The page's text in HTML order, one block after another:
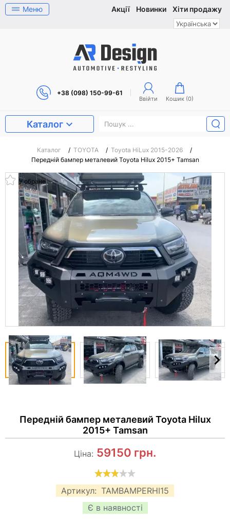
Меню Акції Новинки Хіти продажу
+38 (098) 150-99-61
Ввійти Кошик (0)
Каталог
Каталог / TOYOTA / Toyota HiLux 2015-2026
/
Передній бампер металевий Toyota Hilux 2015+ Tamsan
У обране
Передній бампер металевий Toyota Hilux
2015+ Tamsan
Артикул: TAMBAMPERHI15
Є в наявності
Ціна: 59150 грн.